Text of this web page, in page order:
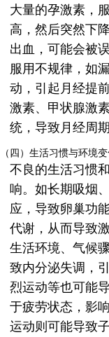
大量的孕激素，
高，然后突然下
出血，可能会被
服用不规律，如
动，引起月经提
激素、甲状腺激
统，导致月经周期
（四）生活习惯与环境
不良的生活习惯
响。如长期吸烟
应，导致卵巢功
代谢，从而导致
生活环境、气候
致内分泌失调，
烈运动等也可能
于疲劳状态，影
运动则可能导致